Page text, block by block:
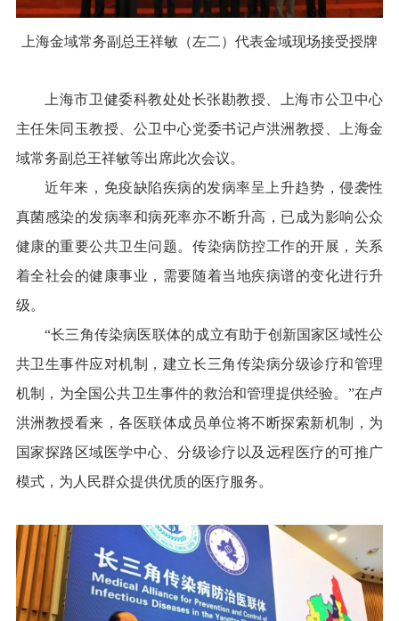
上海金域常务副总王祥敏（左二）代表金域现场接受授牌
上海市卫健委科教处处长张勘教授、上海市公卫中心
主任朱同玉教授、公卫中心党委书记卢洪洲教授、上海金
域常务副总王祥敏等出席此次会议。
近年来，免疫缺陷疾病的发病率呈上升趋势，侵袭性
真菌感染的发病率和病死率亦不断升高，已成为影响公众
健康的重要公共卫生问题。传染病防控工作的开展，关系
着全社会的健康事业，需要随着当地疾病谱的变化进行升
级。
“长三角传染病医联体的成立有助于创新国家区域性公
共卫生事件应对机制，建立长三角传染病分级诊疗和管理
机制，为全国公共卫生事件的救治和管理提供经验。”在卢
洪洲教授看来，各医联体成员单位将不断探索新机制，为
国家探路区域医学中心、分级诊疗以及远程医疗的可推广
模式，为人民群众提供优质的医疗服务。